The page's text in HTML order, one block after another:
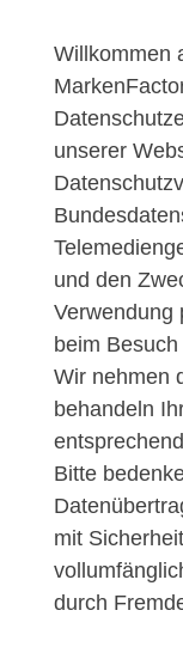
Will­kom­men
unserer
und den
Verwendung
beim
Wir nehmen
behandeln
Bitte
mit
durch